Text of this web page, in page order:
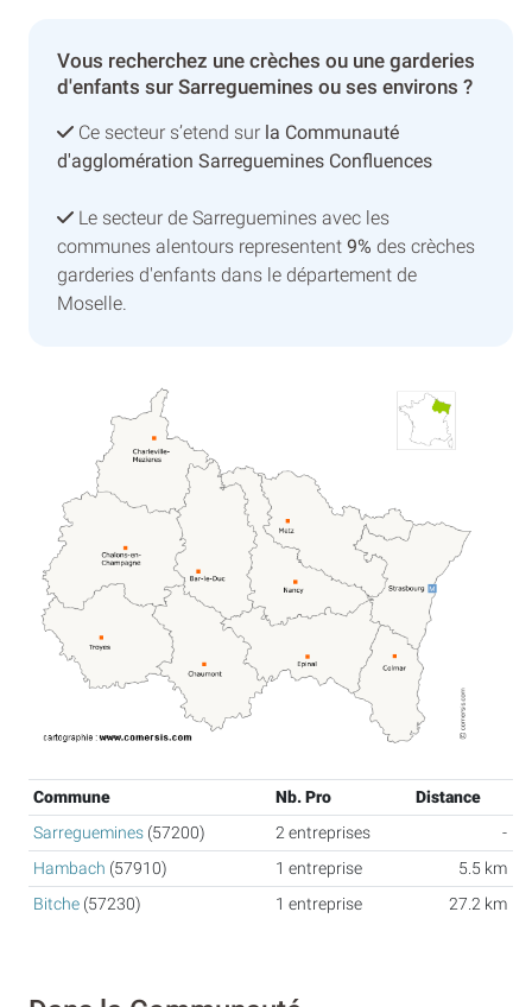
Vous recherchez une crèches ou une garderies
d'enfants sur Sarreguemines ou ses environs ?
Ce secteur s’etend sur la Communauté
d'agglomération Sarreguemines Confluences
Le secteur de Sarreguemines avec les
communes alentours representent 9% des crèches
garderies d'enfants dans le département de
Moselle.
Commune Nb. Pro
Distance
Sarreguemines (57200) 2 entreprises
-
Hambach (57910) 1 entreprise
5.5 km
Bitche (57230) 1 entreprise 27.2 km